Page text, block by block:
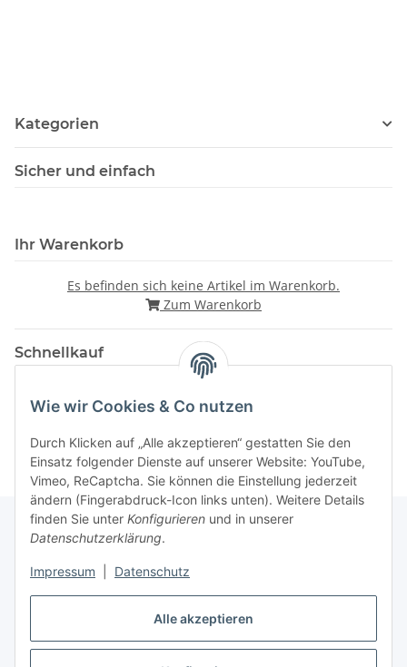
Alle akzeptieren
Wie wir Cookies & Co nutzen
Durch Klicken auf „Alle akzeptieren“ gestatten Sie den
Einsatz folgender Dienste auf unserer Website: YouTube,
Vimeo, ReCaptcha. Sie können die Einstellung jederzeit
ändern (Fingerabdruck-Icon links unten). Weitere Details
finden Sie unter Konfigurieren und in unserer
Datenschutzerklärung.
Impressum Datenschutz
Kategorien
Sicher und einfach
Ihr Warenkorb
Es befinden sich keine Artikel im Warenkorb.
Zum Warenkorb
Schnellkauf
Gesetzliche Informationen
Vertrag widerrufen